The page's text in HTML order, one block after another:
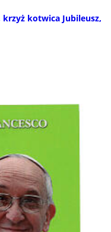
kotwica Jubileusz,